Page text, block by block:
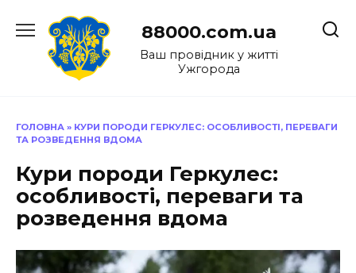
до
88000.com.ua
Ваш провідник у житті
Ужгорода
ГОЛОВНА » КУРИ ПОРОДИ ГЕРКУЛЕС: ОСОБЛИВОСТІ, ПЕРЕВАГИ
ТА РОЗВЕДЕННЯ ВДОМА
Кури породи Геркулес:
особливості, переваги та
розведення вдома